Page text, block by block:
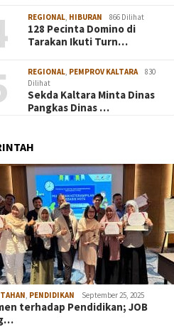
REGIONAL HIBURAN 866 Dilihat
128 Pecinta Domino di
Tarakan Ikuti Turn…
REGIONAL PEMPROV KALTARA
830
Dilihat
Sekda Kaltara Minta Dinas
Pangkas Dinas …
PENDIDIKAN September 25, 2025
terhadap Pendidikan; JOB